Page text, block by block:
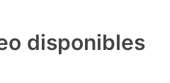
disponibles